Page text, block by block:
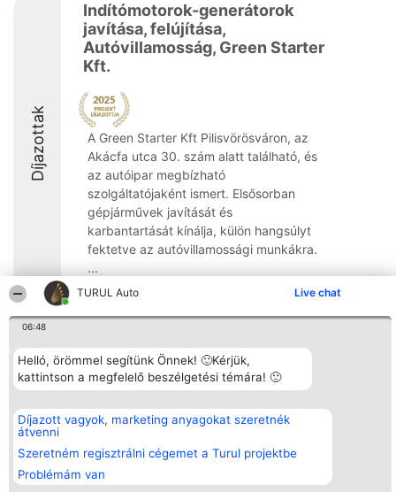
TURUL Auto Live chat
06:48
Helló, örömmel segítünk Önnek! 🙂Kérjük,
kattintson a megfelelő beszélgetési témára! 🙂
Díjazott vagyok, marketing anyagokat szeretnék
átvenni
Szeretném regisztrálni cégemet a Turul projektbe
Problémám van
Díjazottak
Indítómotorok-generátorok
javítása, felújítása,
Autóvillamosság, Green Starter
Kft.
A Green Starter Kft Pilisvörösváron, az
Akácfa utca 30. szám alatt található, és
az autóipar megbízható
szolgáltatójaként ismert. Elsősorban
gépjárművek javítását és
karbantartását kínálja, külön hangsúlyt
fektetve az autóvillamossági munkákra.
...
Rangsorszervező
SC Beautiful Company S.R.L.
Bulevardul Aleea Timișul De
4, Ap. 13
Bukarest 53-238
tel: +363 033 425 71
Népszavazás
Nyertesek
Az összes
listája
Szabályok
Polityka
Elérhetőség